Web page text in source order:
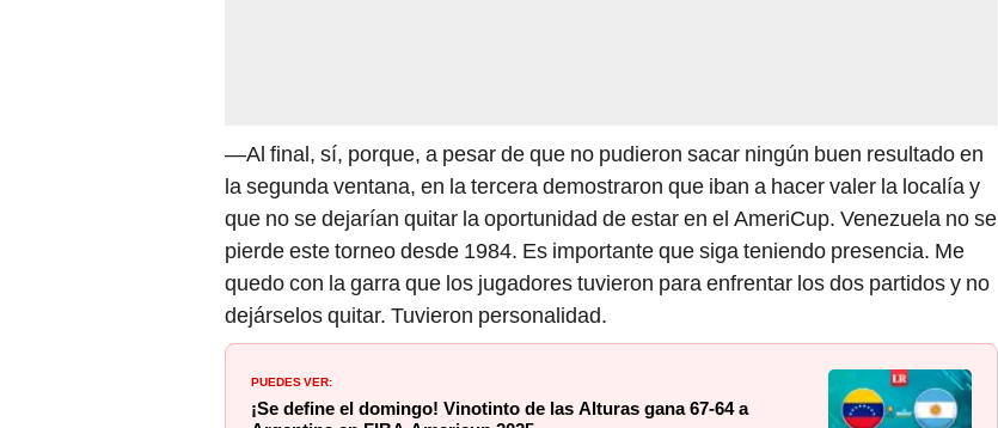
—Al final, sí, porque, a pesar de que no pudieron sacar ningún buen resultado en
la segunda ventana, en la tercera demostraron que iban a hacer valer la localía y
que no se dejarían quitar la oportunidad de estar en el AmeriCup. Venezuela no se
pierde este torneo desde 1984. Es importante que siga teniendo presencia. Me
quedo con la garra que los jugadores tuvieron para enfrentar los dos partidos y no
dejárselos quitar. Tuvieron personalidad.
PUEDES VER:
¡Se define el domingo! Vinotinto de las Alturas gana 67-64 a